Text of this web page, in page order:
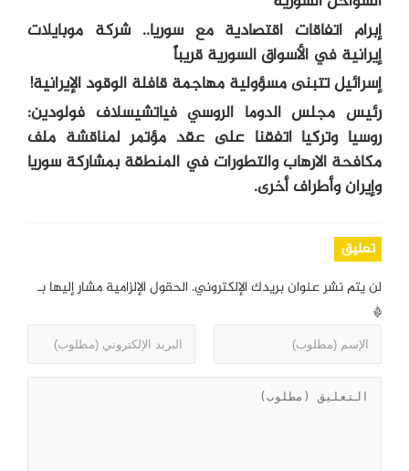
إبرام اتفاقات اقتصادية مع سوريا.. شركة موبايلات
إيرانية في الأسواق السورية قريباً
إسرائيل تتبنى مسؤولية مهاجمة قافلة الوقود الإيرانية!
رئيس مجلس الدوما الروسي فياتشيسلاف فولودين:
روسيا وتركيا اتفقنا على عقد مؤتمر لمناقشة ملف
مكافحة الارهاب والتطورات في المنطقة بمشاركة سوريا
وإيران وأطراف أخرى.
تعليق
لن يتم نشر عنوان بريدك الإلكتروني. الحقول الإلزامية مشار إليها بـ
*